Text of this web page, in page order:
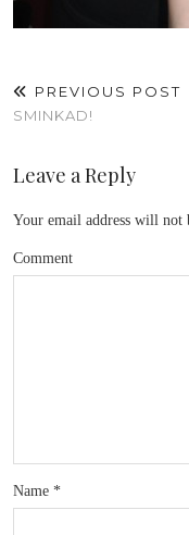
PREVIOUS POST
SMINKAD!
Leave a Reply
Your email address will not
Comment
Name *